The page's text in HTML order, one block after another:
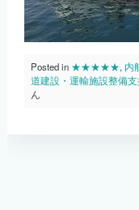
Posted in ★★★★★, 内
道建設・運輸施設整備
ん